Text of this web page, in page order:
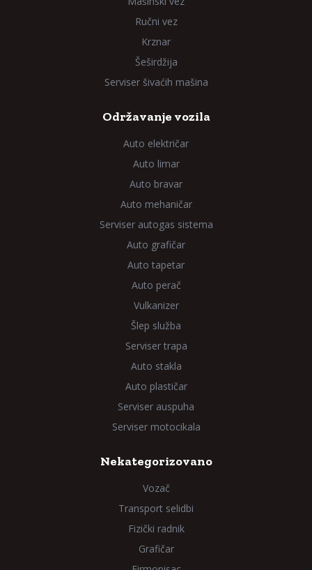
Ručni vez
Krznar
Šeširdžija
Serviser šivaćih mašina
Održavanje vozila
Auto električar
Auto limar
Auto bravar
Auto mehaničar
Serviser autogas sistema
Auto grafičar
Auto tapetar
Auto perač
Vulkanizer
Šlep služba
Serviser trapa
Auto stakla
Auto plastičar
Serviser auspuha
Serviser motocikala
Nekategorizovano
Vozač
Transport selidbi
Fizički radnik
Grafičar